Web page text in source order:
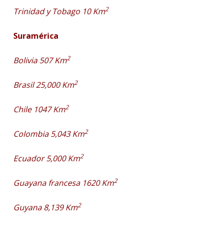
Trinidad y Tobago 10 Km2
Suramérica
Bolivia 507 Km2
Brasil 25,000 Km2
Chile 1047 Km2
Colombia 5,043 Km2
Ecuador 5,000 Km2
Guayana francesa 1620 Km2
Guyana 8,139 Km2